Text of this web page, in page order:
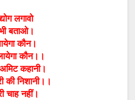
लगावो
बताओ।
कौन।
कौन।।
कहानी।
की निशानी।।
चाह नहीं।